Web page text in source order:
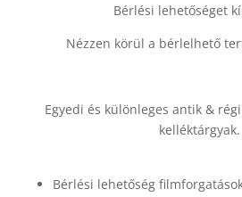
Bérlési lehetőséget
Nézzen körül a bérlelhető
Egyedi és különleges antik &
kelléktárgyak.
Bérlési lehetőség